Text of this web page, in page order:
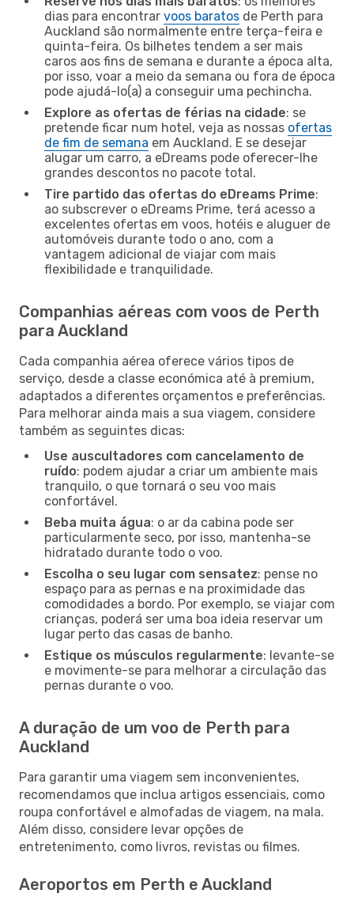
dias para encontrar voos baratos de Perth para
Auckland são normalmente entre terça-feira e
quinta-feira. Os bilhetes tendem a ser mais
caros aos fins de semana e durante a época alta,
por isso, voar a meio da semana ou fora de época
pode ajudá-lo(a) a conseguir uma pechincha.
Explore as ofertas de férias na cidade: se
pretende ficar num hotel, veja as nossas ofertas
de fim de semana em Auckland. E se desejar
alugar um carro, a eDreams pode oferecer-lhe
grandes descontos no pacote total.
Tire partido das ofertas do eDreams Prime:
ao subscrever o eDreams Prime, terá acesso a
excelentes ofertas em voos, hotéis e aluguer de
automóveis durante todo o ano, com a
vantagem adicional de viajar com mais
flexibilidade e tranquilidade.
Companhias aéreas com voos de Perth
para Auckland
Cada companhia aérea oferece vários tipos de
serviço, desde a classe económica até à premium,
adaptados a diferentes orçamentos e preferências.
Para melhorar ainda mais a sua viagem, considere
também as seguintes dicas:
Use auscultadores com cancelamento de
ruído: podem ajudar a criar um ambiente mais
tranquilo, o que tornará o seu voo mais
confortável.
Beba muita água: o ar da cabina pode ser
particularmente seco, por isso, mantenha-se
hidratado durante todo o voo.
Escolha o seu lugar com sensatez: pense no
espaço para as pernas e na proximidade das
comodidades a bordo. Por exemplo, se viajar com
crianças, poderá ser uma boa ideia reservar um
lugar perto das casas de banho.
Estique os músculos regularmente: levante-se
e movimente-se para melhorar a circulação das
pernas durante o voo.
A duração de um voo de Perth para
Auckland
Para garantir uma viagem sem inconvenientes,
recomendamos que inclua artigos essenciais, como
roupa confortável e almofadas de viagem, na mala.
Além disso, considere levar opções de
entretenimento, como livros, revistas ou filmes.
Aeroportos em Perth e Auckland